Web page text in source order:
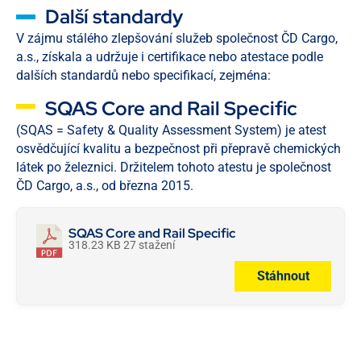
Další standardy
V zájmu stálého zlepšování služeb společnost ČD Cargo,
a.s., získala a udržuje i certifikace nebo atestace podle
dalších standardů nebo specifikací, zejména:
SQAS Core and Rail Specific
(SQAS = Safety & Quality Assessment System) je atest
osvědčující kvalitu a bezpečnost při přepravě chemických
látek po železnici. Držitelem tohoto atestu je společnost
ČD Cargo, a.s., od března 2015.
SQAS Core and Rail Specific
318.23 KB 27 stažení
Stáhnout